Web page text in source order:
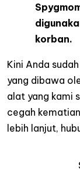
korban.
Kini Anda
yang dibawa
alat yang kami
cegah
lebih lanjut,